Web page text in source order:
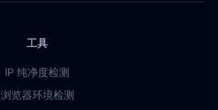
工具
IP 纯净度检测
浏览器环境检测